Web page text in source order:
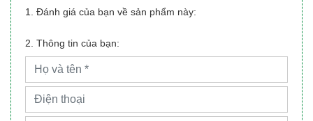
1. Đánh giá của bạn về sản phẩm này:
2. Thông tin của bạn: